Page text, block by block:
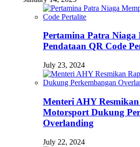
Pertamina Patra Niaga
Pendataan QR Code
July 23, 2024
Menteri AHY
Motorsport Dukung
Overlanding
July 22, 2024